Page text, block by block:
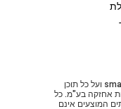
זכויות היוצרים על השם המסחרי smartwinners ועל כל תוכן
אחזקה בע"מ. כל
המוצעים אינם